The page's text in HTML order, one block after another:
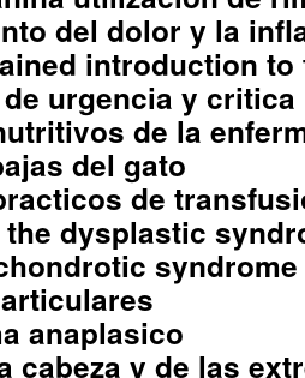
del dolor y la
introduction
urgencia y
de la
del gato
de
dysplastic
syndrome
anaplasico
cabeza y de las